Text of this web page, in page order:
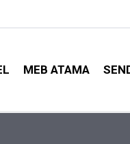
MEB ATAMA
Ekranı ve Nakil